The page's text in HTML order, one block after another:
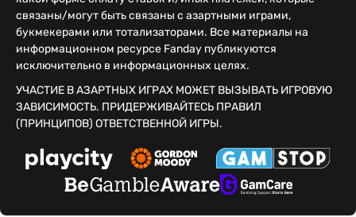
связаны/могут быть связаны с азартными играми,
букмекерами или тотализаторами. Все материалы на
информационном ресурсе Fanday публикуются
исключительно в информационных целях.
УЧАСТИЕ В АЗАРТНЫХ ИГРАХ МОЖЕТ ВЫЗЫВАТЬ ИГРОВУЮ
ЗАВИСИМОСТЬ. ПРИДЕРЖИВАЙТЕСЬ ПРАВИЛ
(ПРИНЦИПОВ) ОТВЕТСТВЕННОЙ ИГРЫ.